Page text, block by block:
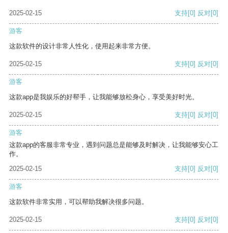
2025-02-15 支持[0] 反对[0]
游客
这款软件的设计非常人性化，使用起来非常方便。
2025-02-15 支持[0] 反对[0]
游客
这款app是我娱乐的好帮手，让我能够放松身心，享受美好时光。
2025-02-15 支持[0] 反对[0]
游客
这款app的客服非常专业，遇到问题总是能够及时解决，让我能够安心工
作。
2025-02-15
支持[0] 反对[0]
游客
这款软件非常实用，可以帮助我解决很多问题。
2025-02-15 支持[0] 反对[0]